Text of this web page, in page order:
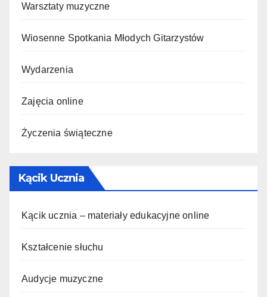
Warsztaty muzyczne
Wiosenne Spotkania Młodych Gitarzystów
Wydarzenia
Zajęcia online
Życzenia świąteczne
Kącik Ucznia
Kącik ucznia – materiały edukacyjne online
Kształcenie słuchu
Audycje muzyczne